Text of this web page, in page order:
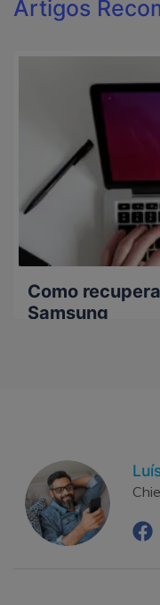
Artigos
Como
Samsung